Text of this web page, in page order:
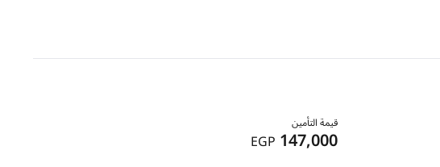
قيمة التأمين
147,000
EGP